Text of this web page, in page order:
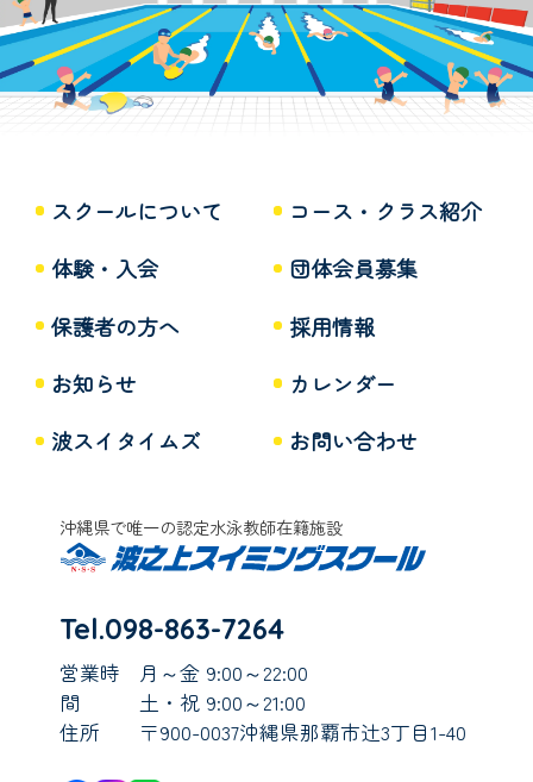
スクールについて
コース・クラス紹介
体験・入会
団体会員募集
保護者の方へ
採用情報
お知らせ
カレンダー
波スイタイムズ
お問い合わせ
沖縄県で唯一の認定水泳教師在籍施設
Tel.098-863-7264
営業時
間
月～金 9:00～22:00
土・祝 9:00～21:00
住所
〒900-0037沖縄県那覇市辻3丁目1-40